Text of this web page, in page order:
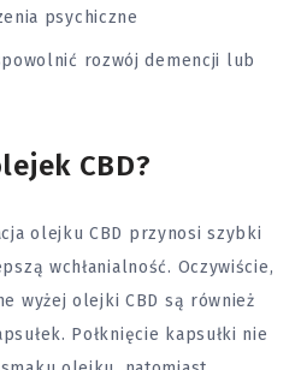
psychiczne
rozwój demencji lub
CBD?
olejku CBD przynosi szybki
wchłanialność. Oczywiście,
wyżej olejki CBD są również
Połknięcie kapsułki nie